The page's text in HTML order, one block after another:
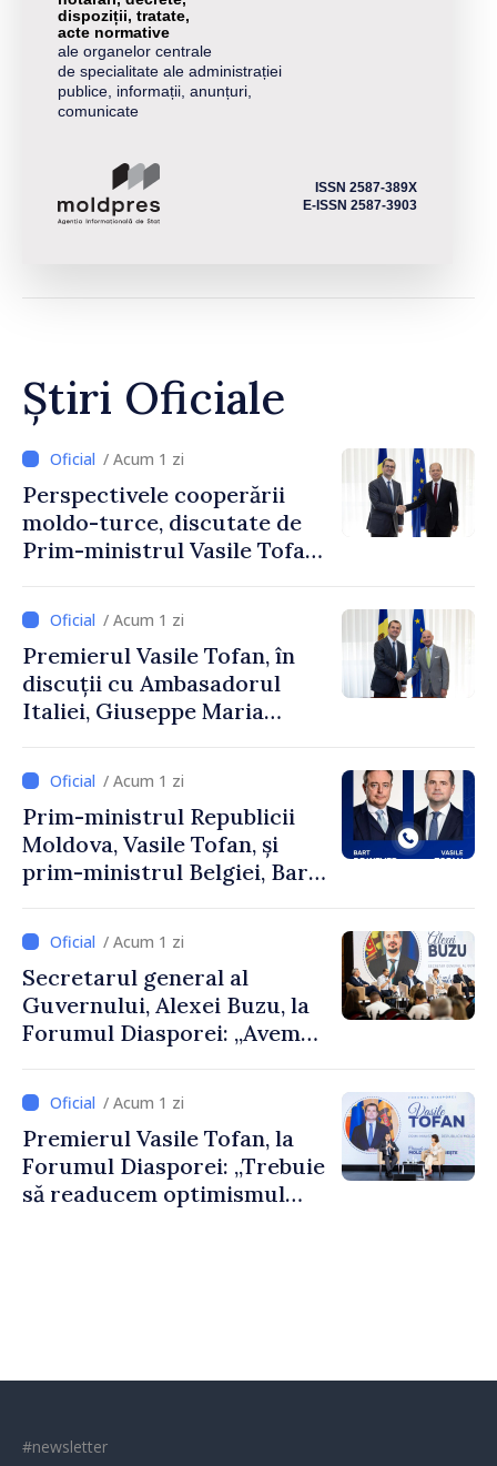
dispoziții, tratate,
acte normative
ale organelor centrale
de specialitate ale administrației
publice, informații, anunțuri,
comunicate
ISSN 2587-389X
E-ISSN 2587-3903
Știri Oficiale
/ Acum 1 zi
Perspectivele cooperării
moldo-turce, discutate de
Prim-ministrul Vasile Tofan
Uygar Mustafa Sertel
/ Acum 1 zi
Premierul Vasile Tofan, în
discuții cu Ambasadorul
Italiei, Giuseppe Maria
/ Acum 1 zi
Prim-ministrul Republicii
Moldova, Vasile Tofan, și
prim-ministrul Belgiei, Bart
despre parcursul european
al Republicii Moldova.
/ Acum 1 zi
Secretarul general al
Guvernului, Alexei Buzu, la
Forumul Diasporei: „Avem
dumneavoastră pentru a
construi comunități mai
puternice”
/ Acum 1 zi
Premierul Vasile Tofan, la
Forumul Diasporei: „Trebuie
să readucem optimismul
#newsletter